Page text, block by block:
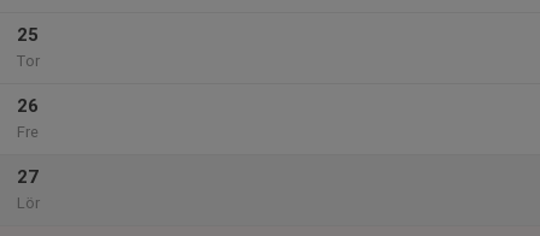
25
Tor
26
Fre
27
Lör